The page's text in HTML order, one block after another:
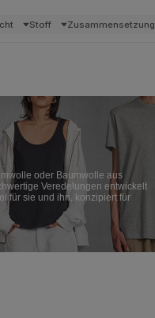
Stoff Zusammensetzung
oder Baumwolle aus
Veredelungen entwickelt
für sie und ihn, konzipiert für